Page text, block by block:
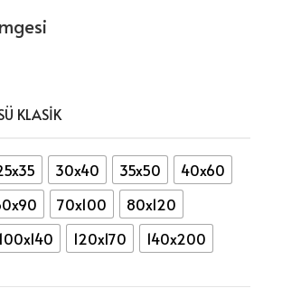
KLASIK
30x40 35x50
40x60
70x100
80x120
100x140 120x170 140x200